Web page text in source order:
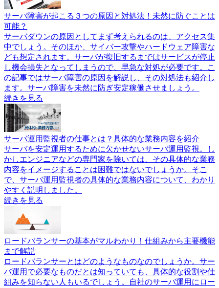
サーバ障害が起こる３つの原因と対処法！未然に防ぐことは
可能？
サーバダウンの原因としてまず考えられるのは、アクセス集
中でしょう。そのほか、サイバー攻撃やハードウェア障害な
ども想定されます。サーバが復旧するまではサービスが停止
し機会損失となってしまうので、早急な対処が必要です。こ
の記事ではサーバ障害の原因を解説し、その対処法も紹介し
ます。サーバ障害を未然に防ぎ安定稼働させましょう。
続きを見る
サーバ運用監視者の仕事とは？具体的な業務内容を紹介
サーバを安定運用するために欠かせないサーバ運用監視。し
かしエンジニアなどの専門家を除いては、その具体的な業務
内容をイメージすることは困難ではないでしょうか。そこ
で、サーバ運用監視者の具体的な業務内容について、わかり
やすく説明しました。
続きを見る
ロードバランサーの基本がマルわかり！仕組みから主要機能
まで解説
ロードバランサーとはどのようなものなのでしょうか。サー
バ運用で必要なものだとは知っていても、具体的な役割や仕
組みを知らない人もいるでしょう。自社のサーバ運用にロー